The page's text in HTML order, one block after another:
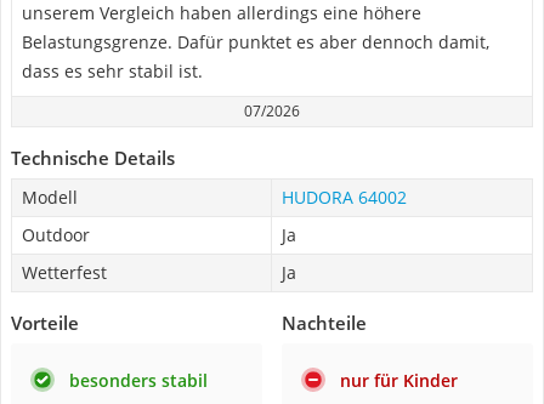
unserem Vergleich haben allerdings eine höhere
Belastungsgrenze. Dafür punktet es aber dennoch damit,
dass es sehr stabil ist.
07/2026
Technische Details
Modell
HUDORA 64002
Outdoor
Ja
Wetterfest
Ja
Vorteile
besonders stabil
Nachteile
nur für Kinder